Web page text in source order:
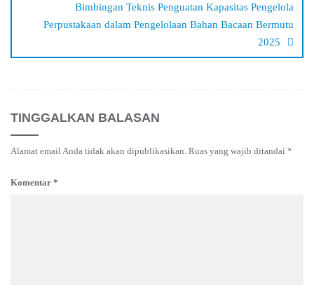
Bimbingan Teknis Penguatan Kapasitas Pengelola
Perpustakaan dalam Pengelolaan Bahan Bacaan Bermutu
2025
TINGGALKAN BALASAN
Alamat email Anda tidak akan dipublikasikan. Ruas yang wajib ditandai *
Komentar *